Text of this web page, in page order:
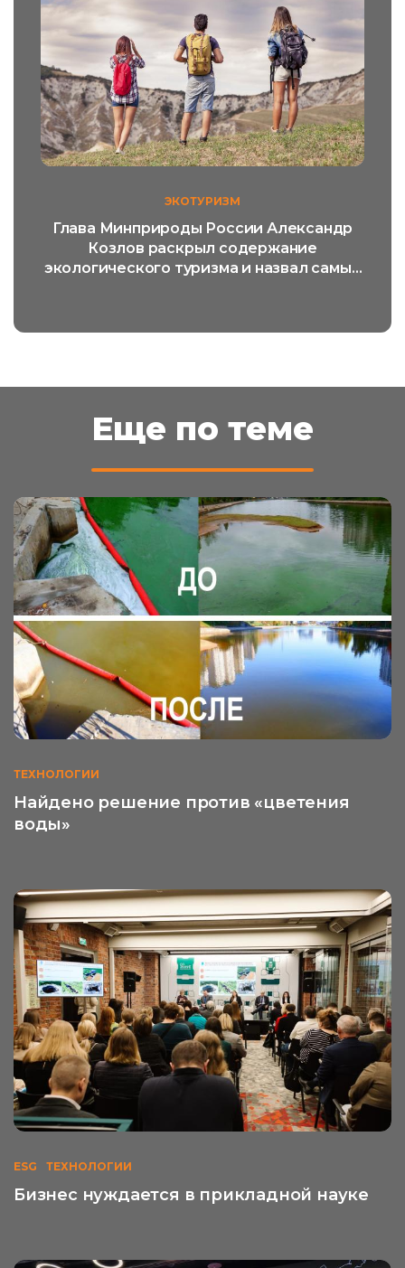
ЭКОТУРИЗМ
Глава Минприроды России Александр
Козлов раскрыл содержание
экологического туризма и назвал самый
Еще по теме
ТЕХНОЛОГИИ
Найдено решение против «цветения
воды»
ESG ТЕХНОЛОГИИ
Бизнес нуждается в прикладной науке